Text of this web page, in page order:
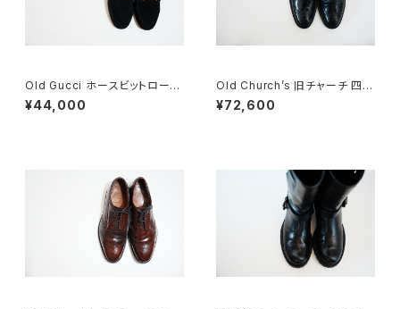
Old Gucci ホースビットローフ
ァー 6.5B スエードBK
¥44,000
Old Church’s 旧チャーチ 四都
市 Grafton グラフトン 70F
¥72,600